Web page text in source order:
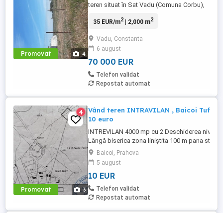
Promovat 4
teren situat în Sat Vadu (Comuna Corbu),
Pescarilor. Lățime la stradă: 33,79 metri
Documentație: Certificat de Urbanism
emis și planuri pentru casă P+1E, gard și
utilități (rețea electrică, ...
35 EUR/m2| 2,000 m2
Vadu, Constanta
6 august
70 000 EUR
Telefon validat
Repostat automat
Promovat 3
4
Vând teren INTRAVILAN , Baicoi Tufeni
10 euro
INTREVILAN 4000 mp cu 2 Deschiderea nivelat
Lângă biserica zona liniștita 100 m pana strada
popa șapcă, trecut de 5 ani in plan puz,pug,
INTREVILAN Mai ieftin de cat mocheta, 10 euro.
Cadastru și intabulare,Acte regulă.
Baicoi, Prahova
5 august
10 EUR
Telefon validat
Repostat automat